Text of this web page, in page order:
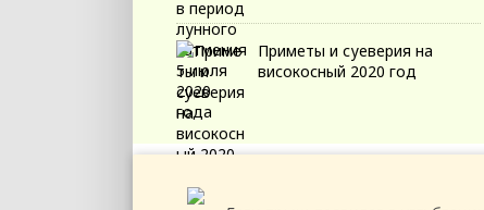
Приметы и суеверия на
високосный 2020 год